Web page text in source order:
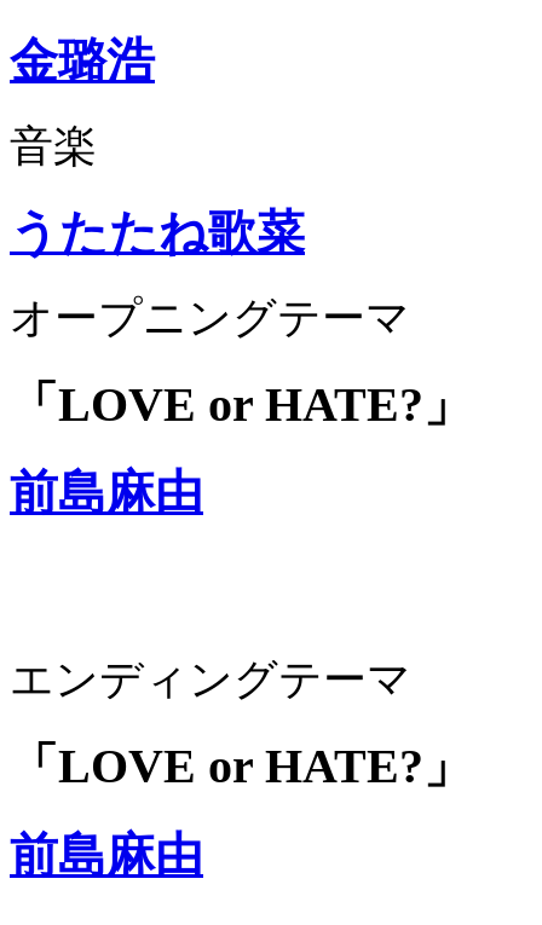
金璐浩
音楽
うたたね歌菜
オープニングテーマ
「LOVE or HATE?」
前島麻由
エンディングテーマ
「LOVE or HATE?」
前島麻由